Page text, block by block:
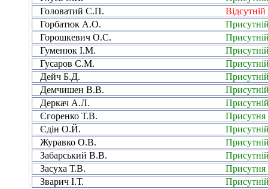
Головатий С.П.
Відсутній
Горбатюк А.О.
Горошкевич О.С.
Гуменюк І.М.
Гусаров С.М.
Дейч Б.Д.
Демчишен В.В.
Деркач А.Л.
Єгоренко Т.В.
Присутня
Єдін О.Й.
Журавко О.В.
Забарський В.В.
Засуха Т.В.
Присутня
Зварич І.Т.